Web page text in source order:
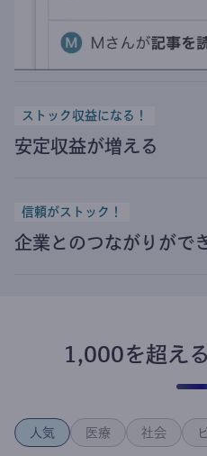
ストック収益になる！
安定収益が増える
信頼がストック！
企業とのつながりがで
1,000を超え
人気 医療 社会